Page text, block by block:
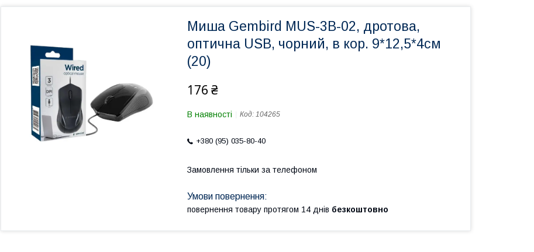
Миша Gembird MUS-3B-02, дротова,
оптична USB, чорний, в кор. 9*12,5*4см
(20)
176 ₴
В наявності Код: 104265
+380 (95) 035-80-40
Замовлення тільки за телефоном
повернення товару протягом 14 днів безкоштовно